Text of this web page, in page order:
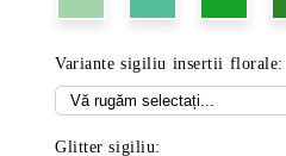
Variante sigiliu insertii florale:
Glitter sigiliu: